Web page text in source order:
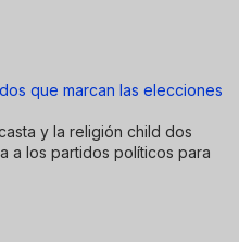
que marcan las elecciones
y la religión child dos
a los partidos políticos para